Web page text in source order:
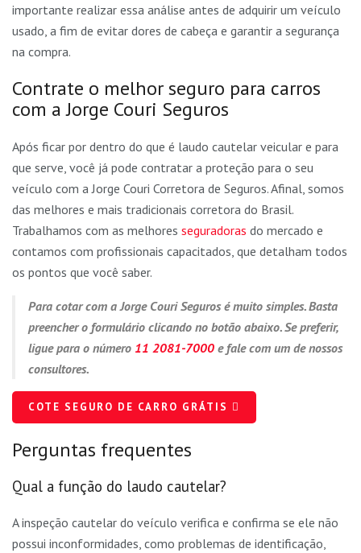
importante realizar essa análise antes de adquirir um veículo
usado, a fim de evitar dores de cabeça e garantir a segurança
na compra.
Contrate o melhor seguro para carros
com a Jorge Couri Seguros
Após ficar por dentro do que é laudo cautelar veicular e para
que serve, você já pode contratar a proteção para o seu
veículo com a Jorge Couri Corretora de Seguros. Afinal, somos
das melhores e mais tradicionais corretora do Brasil.
Trabalhamos com as melhores seguradoras do mercado e
contamos com profissionais capacitados, que detalham todos
os pontos que você saber.
Para cotar com a Jorge Couri Seguros é muito simples. Basta
preencher o formulário clicando no botão abaixo. Se preferir,
ligue para o número 11 2081-7000 e fale com um de nossos
consultores.
COTE SEGURO DE CARRO GRÁTIS
Perguntas frequentes
Qual a função do laudo cautelar?
A inspeção cautelar do veículo verifica e confirma se ele não
possui inconformidades, como problemas de identificação,